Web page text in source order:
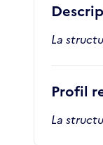
La
Profil
La